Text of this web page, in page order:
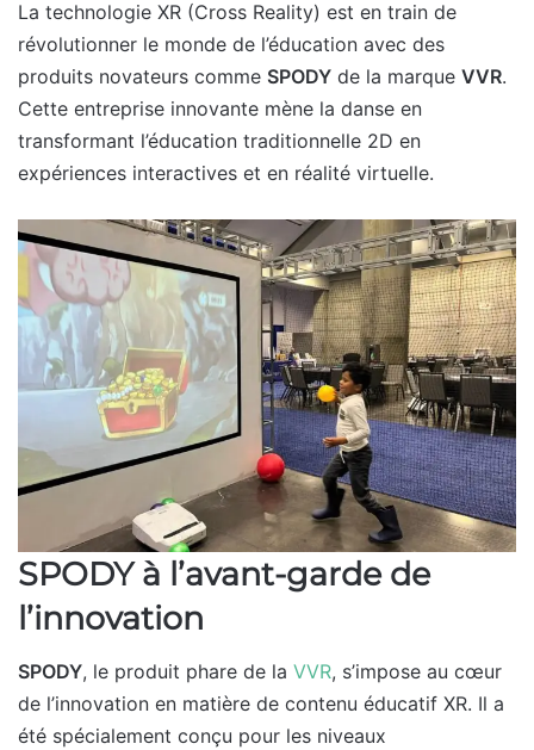
La technologie XR (Cross Reality) est en train de
révolutionner le monde de l’éducation avec des
produits novateurs comme SPODY de la marque VVR.
Cette entreprise innovante mène la danse en
transformant l’éducation traditionnelle 2D en
expériences interactives et en réalité virtuelle.
SPODY à l’avant-garde de
l’innovation
SPODY, le produit phare de la VVR, s’impose au cœur
de l’innovation en matière de contenu éducatif XR. Il a
été spécialement conçu pour les niveaux